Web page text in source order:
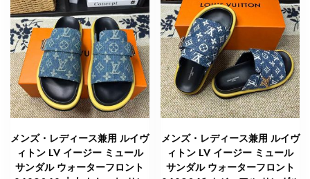
メンズ・レディース兼用 ルイヴ
ィトン LV イージー ミュール
サンダル ウォーターフロント
メンズ・レディース兼用 ルイヴ
ィトン LV イージー ミュール
サンダル ウォーターフロント